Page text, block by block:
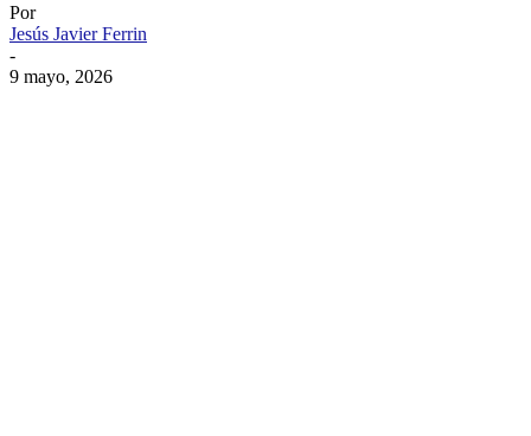
Por
Jesús Javier Ferrin
-
9 mayo, 2026